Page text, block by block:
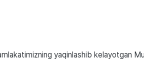
yaqinlashib kelayotgan